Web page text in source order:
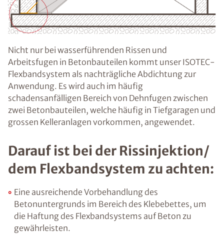
Nicht nur bei wasserführenden Rissen und
Arbeitsfugen in Betonbauteilen kommt unser ISOTEC-
Flexbandsystem als nachträgliche Abdichtung zur
Anwendung. Es wird auch im häufig
schadensanfälligen Bereich von Dehnfugen zwischen
zwei Betonbauteilen, welche häufig in Tiefgaragen und
grossen Kelleranlagen vorkommen, angewendet.
Darauf ist bei der Rissinjektion/
dem Flexbandsystem zu achten:
Eine ausreichende Vorbehandlung des
Betonuntergrunds im Bereich des Klebebettes, um
die Haftung des Flexbandsystems auf Beton zu
gewährleisten.